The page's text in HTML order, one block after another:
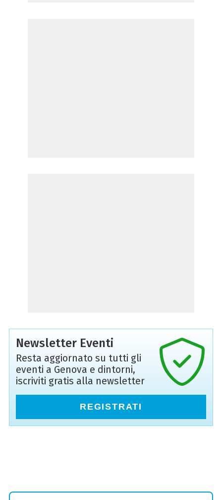
Newsletter Eventi
Resta aggiornato su tutti gli
eventi a Genova e dintorni,
iscriviti gratis alla newsletter
REGISTRATI